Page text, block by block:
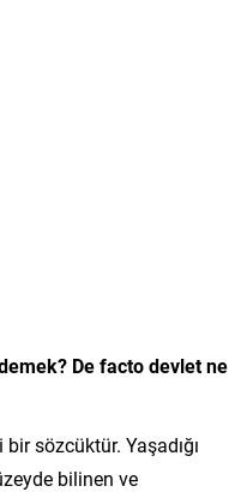
De facto devlet ne
sözcüktür. Yaşadığı
bilinen ve